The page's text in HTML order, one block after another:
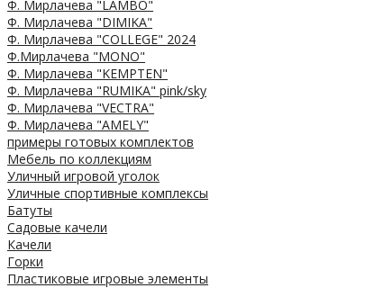
Ф. Мирлачева "LAMBO"
Ф. Мирлачева "DIMIKA"
Ф. Мирлачева "COLLEGE" 2024
Ф.Мирлачева "MONO"
Ф. Мирлачева "KEMPTEN"
Ф. Мирлачева "RUMIKA" pink/sky
Ф. Мирлачева "VECTRA"
Ф. Мирлачева "AMELY"
примеры готовых комплектов
Мебель по коллекциям
Уличный игровой уголок
Уличные спортивные комплексы
Батуты
Садовые качели
Качели
Горки
Пластиковые игровые элементы